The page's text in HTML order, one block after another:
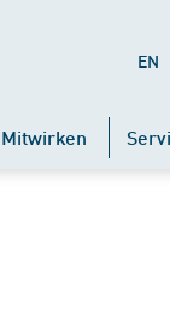
EN
Mitwirken